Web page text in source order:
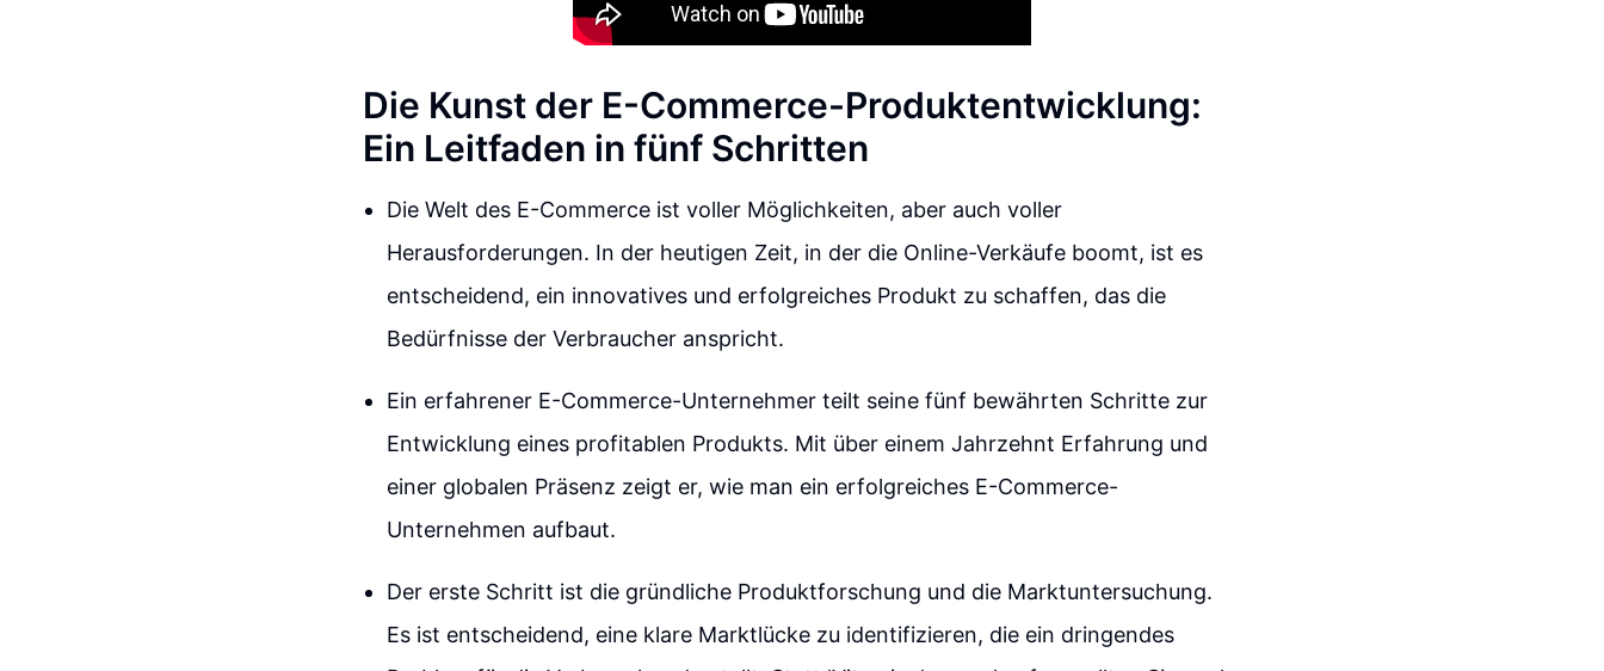
Die Kunst der E-Commerce-Produktentwicklung:
Ein Leitfaden in fünf Schritten
Die Welt des E-Commerce ist voller Möglichkeiten, aber auch voller
Herausforderungen. In der heutigen Zeit, in der die Online-Verkäufe boomt, ist es
entscheidend, ein innovatives und erfolgreiches Produkt zu schaffen, das die
Bedürfnisse der Verbraucher anspricht.
Ein erfahrener E-Commerce-Unternehmer teilt seine fünf bewährten Schritte zur
Entwicklung eines profitablen Produkts. Mit über einem Jahrzehnt Erfahrung und
einer globalen Präsenz zeigt er, wie man ein erfolgreiches E-Commerce-
Unternehmen aufbaut.
Der erste Schritt ist die gründliche Produktforschung und die Marktuntersuchung.
Es ist entscheidend, eine klare Marktlücke zu identifizieren, die ein dringendes